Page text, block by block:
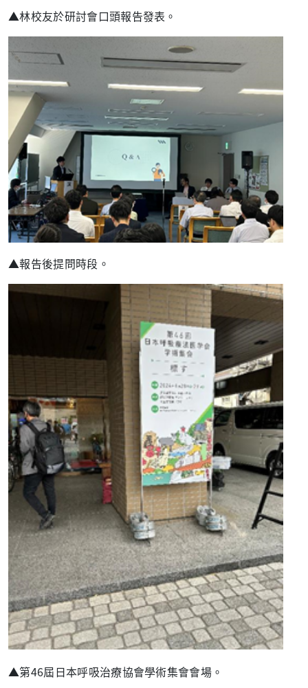
▲林校友於研討會口頭報告發表。
▲報告後提問時段。
▲第46屆日本呼吸治療協會學術集會會場。